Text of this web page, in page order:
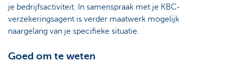
je bedrijfsactiviteit. In samenspraak met je KBC-
verzekeringsagent is verder maatwerk mogelijk
naargelang van je specifieke situatie.
Goed om te weten